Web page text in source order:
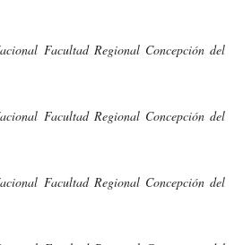
Facultad Regional Concepción del
Facultad Regional Concepción del
Facultad Regional Concepción del